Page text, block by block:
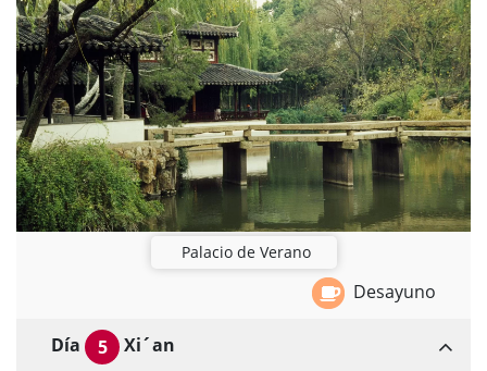
Palacio de Verano
Desayuno
Día 5
Xi´an